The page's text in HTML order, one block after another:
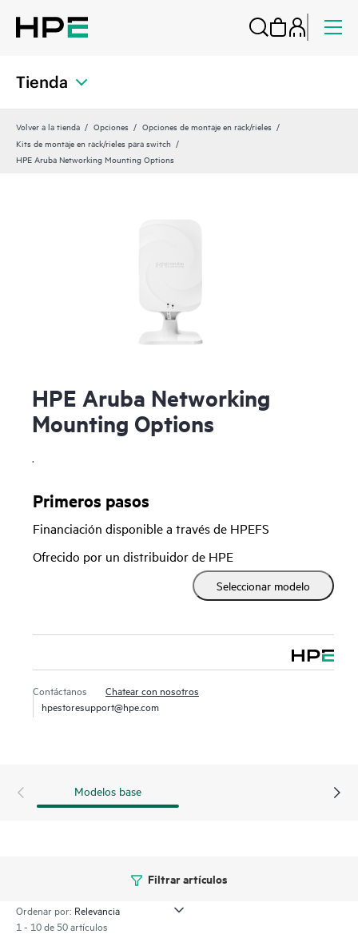
Tienda
Volver a la tienda Opciones
Opciones de montaje en rack/rieles
Kits de montaje en rack/rieles para switch
HPE Aruba Networking Mounting Options
HPE Aruba Networking
Mounting Options
Primeros pasos
Financiación disponible a través de HPEFS
Ofrecido por un distribuidor de HPE
Seleccionar modelo
Contáctanos
Chatear con nosotros
hpestoresupport@hpe.com
Modelos base
Filtrar artículos
Ordenar por:
1 - 10 de 50 artículos